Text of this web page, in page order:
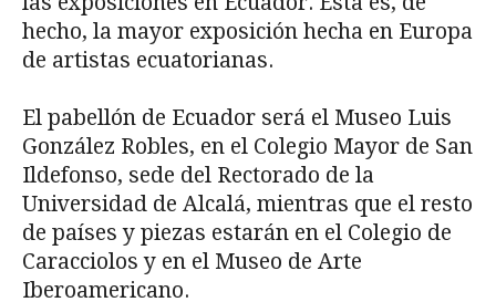
hecho, la mayor exposición hecha en Europa
de artistas ecuatorianas.
El pabellón de Ecuador será el Museo Luis
González Robles, en el Colegio Mayor de San
Ildefonso, sede del Rectorado de la
Universidad de Alcalá, mientras que el resto
de países y piezas estarán en el Colegio de
Caracciolos y en el Museo de Arte
Iberoamericano.